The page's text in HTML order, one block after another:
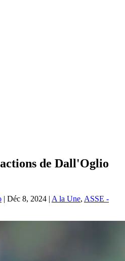
de Dall'Oglio
| Déc 8, 2024 | A la Une, ASSE -